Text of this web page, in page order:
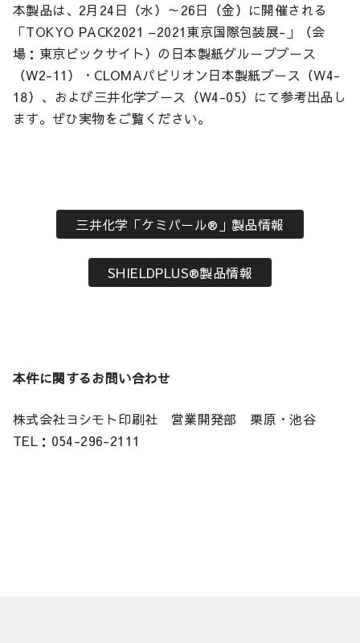
本製品は、2月24日（水）～26日（金）に開催される
「TOKYO PACK2021 –2021東京国際包装展-」（会
場：東京ビックサイト）の日本製紙グループブース
（W2-11）・CLOMAパビリオン日本製紙ブース（W4-
18）、および三井化学ブース（W4-05）にて参考出品し
ます。ぜひ実物をご覧ください。
三井化学「ケミパール®」製品情報
SHIELDPLUS®製品情報
本件に関するお問い合わせ
株式会社ヨシモト印刷社 営業開発部 栗原・池谷
TEL：054-296-2111